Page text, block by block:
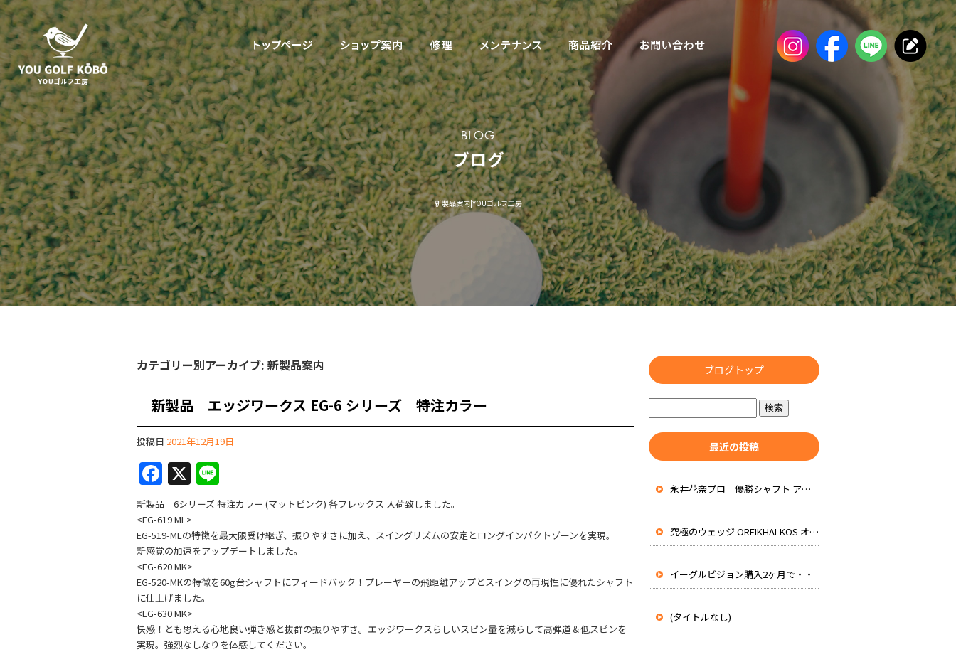
新製品案内|YOUゴルフ工房
カテゴリー別アーカイブ: 新製品案内
新製品 エッジワークス EG-6 シリーズ 特注カラー
投稿日 2021年12月19日
F
a
c
e
b
o
o
k
X
n
e
新製品 6シリーズ 特注カラー (マットピンク) 各フレックス 入荷致しました。
<EG-619 ML>
EG-519-MLの特徴を最大限受け継ぎ、振りやすさに加え、スイングリズムの安定とロングインパクトゾーンを実現。
新感覚の加速をアップデートしました。
<EG-620 MK>
EG-520-MKの特徴を60g台シャフトにフィードバック！プレーヤーの飛距離アップとスイングの再現性に優れたシャフト
に仕上げました。
<EG-630 MK>
快感！とも思える心地良い弾き感と抜群の振りやすさ。エッジワークスらしいスピン量を減らして高弾道＆低スピンを
実現。強烈なしなりを体感してください。
ブログトップ
最近の投稿
永井花奈プロ 優勝シャフト アッタスRXピュアブルー 先行入荷
究極のウェッジ OREIKHALKOS オレイカルコス
イーグルビジョン購入2ヶ月で・・
(タイトルなし)